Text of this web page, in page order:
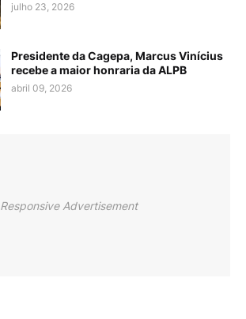
julho 23, 2026
Presidente da Cagepa, Marcus Vinícius
recebe a maior honraria da ALPB
abril 09, 2026
Responsive Advertisement